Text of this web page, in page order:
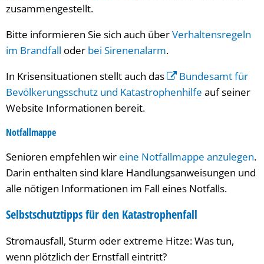
zusammengestellt.
Bitte informieren Sie sich auch überVerhaltensregeln
im Brandfall oder bei Sirenenalarm.
In Krisensituationen stellt auch das
Bundesamt für
Bevölkerungsschutz und Katastrophenhilfe auf seiner
Website Informationen bereit.
Notfallmappe
Senioren empfehlen wir eine Notfallmappe anzulegen.
Darin enthalten sind klare Handlungsanweisungen und
alle nötigen Informationen im Fall eines Notfalls.
Selbstschutztipps für den Katastrophenfall
Stromausfall, Sturm oder extreme Hitze: Was tun,
wenn plötzlich der Ernstfall eintritt?